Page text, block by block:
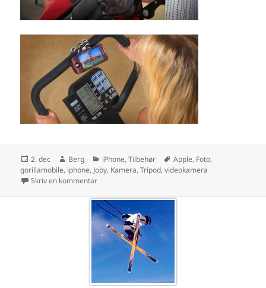
Udgivet
i
2. dec Forfatter
Berg Kategorier
iPhone,Tilbehør Tags
Apple, Foto,
gorillamobile, iphone, Joby, Kamera,Tripod,videokamera
Skriv en kommentartil Tripod fra Joby – dagens julegaveide fra os